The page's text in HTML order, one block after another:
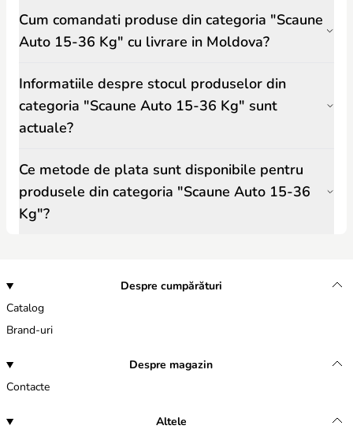
Cum comandati produse din categoria "Scaune
Auto 15-36 Kg" cu livrare in Moldova?
Informatiile despre stocul produselor din
categoria "Scaune Auto 15-36 Kg" sunt
actuale?
Ce metode de plata sunt disponibile pentru
produsele din categoria "Scaune Auto 15-36
Kg"?
Despre cumpărături
Catalog
Brand-uri
Despre magazin
Contacte
Altele